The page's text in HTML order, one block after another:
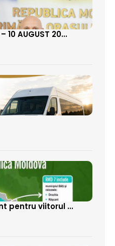
10 AUGUST 20...
pentru viitorul ...